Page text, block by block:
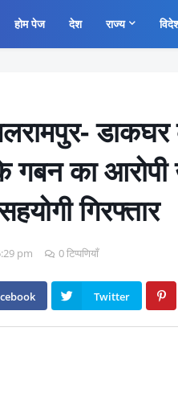
होम पेज देश राज्य
का आरोपी
गिरफ्तार
pm 0 टिप्पणियाँ
Twitter